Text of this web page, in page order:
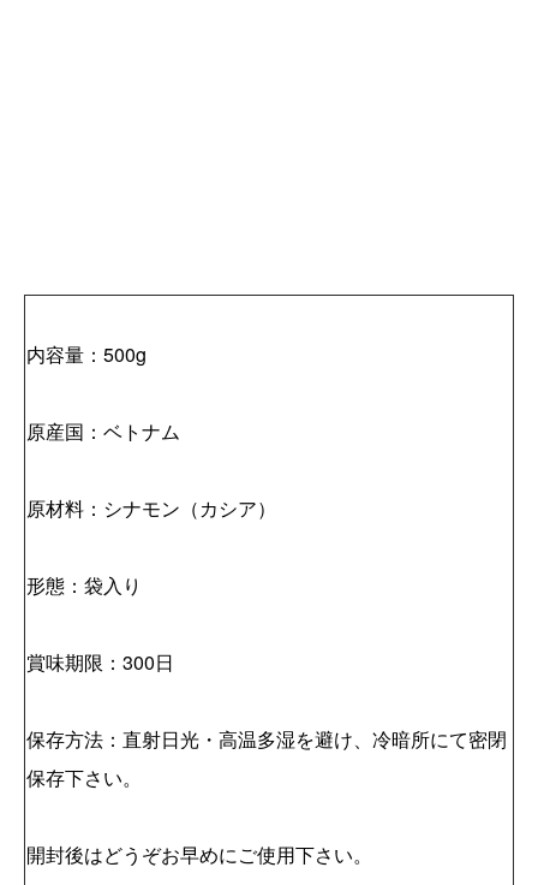
内容量：500g
原産国：ベトナム
原材料：シナモン（カシア）
形態：袋入り
賞味期限：300日
保存方法：直射日光・高温多湿を避け、冷暗所にて密閉
保存下さい。
開封後はどうぞお早めにご使用下さい。